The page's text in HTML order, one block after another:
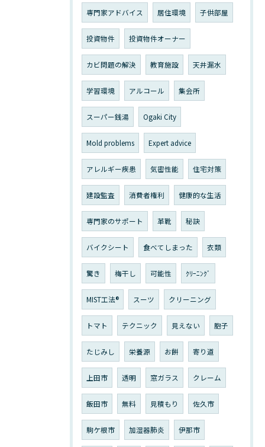
専門家アドバイス 居住環境 子供部屋
投資物件 投資物件オーナー
カビ問題の解決 教育施設 天井漏水
学習環境 アルコール 集会所
スーパー銭湯 Ogaki City
Mold problems Expert advice
アレルギー疾患 気密性能 住宅対策
建設監査 消費者権利 健康的な生活
専門家のサポート 革靴 秘訣
バイクシート 食べてしまった 衣類
驚き 梅干し 可能性 ｸﾘｰﾆﾝｸﾞ
MIST工法® スーツ クリーニング
トマト テクニック 見えない 胞子
たじみし 栄養源 お餅 寄り道
上田市 透明 窓ガラス クレーム
飯田市 無料 見積もり 佐久市
駒ケ根市 加湿器肺炎 伊那市